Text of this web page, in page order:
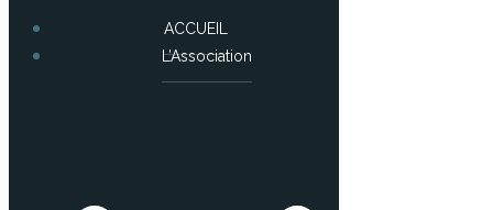
ACCUEIL
L’Association